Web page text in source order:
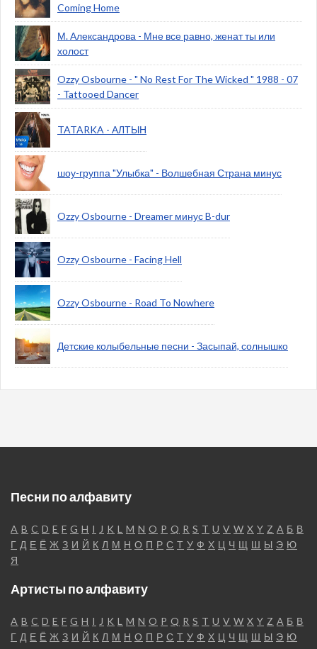
Coming Home
М. Александрова - Мне все равно, женат ты или
холост
Ozzy Osbourne - " No Rest For The Wicked " 1988 - 07
- Tattooed Dancer
TATARKA - АЛТЫН
шоу-группа "Улыбка" - Волшебная Страна минус
Ozzy Osbourne - Dreamer минус B-dur
Ozzy Osbourne - Facing Hell
Ozzy Osbourne - Road To Nowhere
Детские колыбельные песни - Засыпай, солнышко
Песни по алфавиту
A B C D E F G H I J K L M N O P Q R S T U V W X Y Z А Б В
Г Д Е Ё Ж З И Й К Л М Н О П Р С Т У Ф Х Ц Ч Щ Ш Ы Э Ю
Я
Артисты по алфавиту
A B C D E F G H I J K L M N O P Q R S T U V W X Y Z А Б В
Г Д Е Ё Ж З И Й К Л М Н О П Р С Т У Ф Х Ц Ч Щ Ш Ы Э Ю